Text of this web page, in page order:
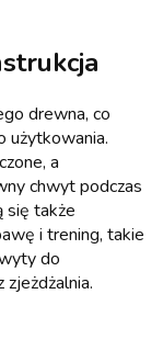
drewna, co
użytkowania.
a
chwyt podczas
się także
i trening, takie
do
zjeżdżalnia.